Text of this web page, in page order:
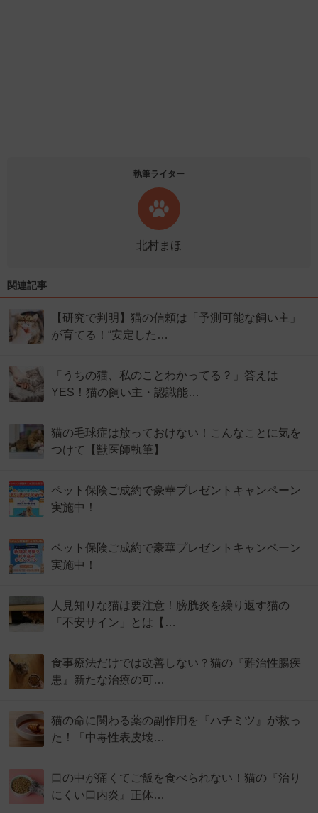
執筆ライター
北村まほ
関連記事
【研究で判明】猫の信頼は「予測可能な飼い主」
が育てる！“安定した…
「うちの猫、私のことわかってる？」答えは
YES！猫の飼い主・認識能…
猫の毛球症は放っておけない！こんなことに気を
つけて【獣医師執筆】
ペット保険ご成約で豪華プレゼントキャンペーン
実施中！
ペット保険ご成約で豪華プレゼントキャンペーン
実施中！
人見知りな猫は要注意！膀胱炎を繰り返す猫の
「不安サイン」とは【…
食事療法だけでは改善しない？猫の『難治性腸疾
患』新たな治療の可…
猫の命に関わる薬の副作用を『ハチミツ』が救っ
た！「中毒性表皮壊…
口の中が痛くてご飯を食べられない！猫の『治り
にくい口内炎』正体…